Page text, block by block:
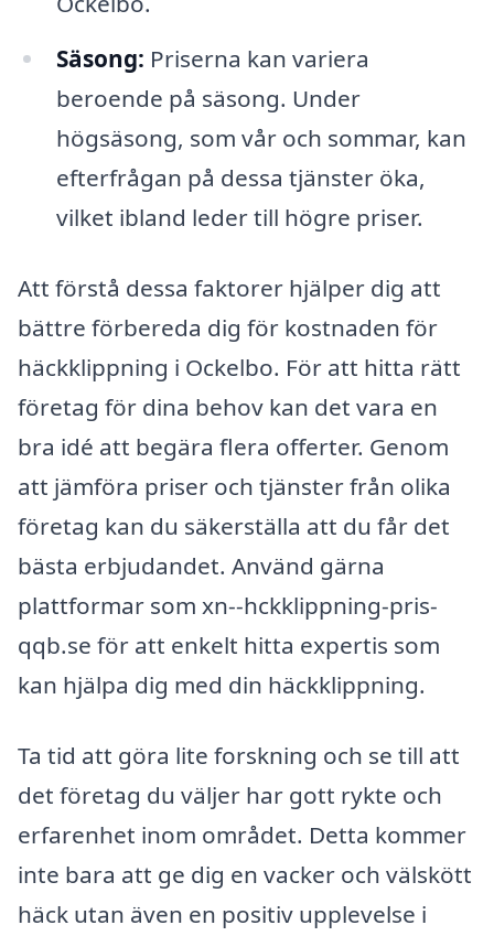
Säsong: Priserna kan variera
beroende på säsong. Under
högsäsong, som vår och sommar, kan
efterfrågan på dessa tjänster öka,
vilket ibland leder till högre priser.
Att förstå dessa faktorer hjälper dig att
bättre förbereda dig för kostnaden för
häckklippning i Ockelbo. För att hitta rätt
företag för dina behov kan det vara en
bra idé att begära flera offerter. Genom
att jämföra priser och tjänster från olika
företag kan du säkerställa att du får det
bästa erbjudandet. Använd gärna
plattformar som xn--hckklippning-pris-
qqb.se för att enkelt hitta expertis som
kan hjälpa dig med din häckklippning.
Ta tid att göra lite forskning och se till att
det företag du väljer har gott rykte och
erfarenhet inom området. Detta kommer
inte bara att ge dig en vacker och välskött
häck utan även en positiv upplevelse i